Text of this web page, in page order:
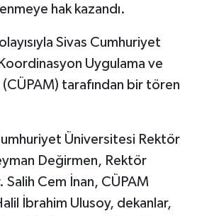
hak kazandı.
Sivas Cumhuriyet
Uygulama ve
tarafından bir tören
Üniversitesi Rektör
Değirmen, Rektör
Salih Cem İnan, CÜPAM
İbrahim Ulusoy, dekanlar,